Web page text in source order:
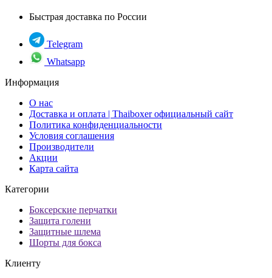
Быстрая доставка по России
Telegram
Whatsapp
Информация
О нас
Доставка и оплата | Thaiboxer официальный сайт
Политика конфиденциальности
Условия соглашения
Производители
Акции
Карта сайта
Категории
Боксерские перчатки
Защита голени
Защитные шлема
Шорты для бокса
Клиенту